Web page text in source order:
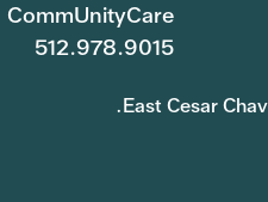
CommUnityCare
512.978.9015